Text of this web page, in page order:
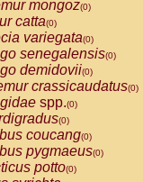
fusca(0)
seniculus
spp.(0)
(0)
(0)
(0)
(0)
lagothricha
lagothricha cana
calvus
cupreus
mongoz(0)
catta(0)
variegata(0)
senegalensis(0)
demidovii(0)
crassicaudatus(0)
spp.(0)
(0)
coucang(0)
pygmaeus(0)
potto(0)